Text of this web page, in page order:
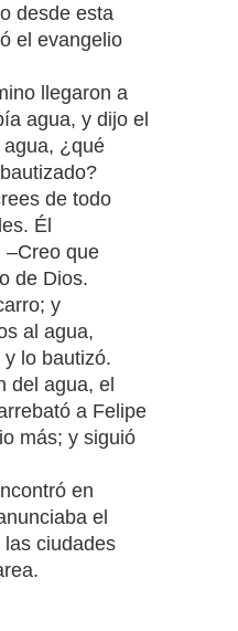
desde esta
el evangelio
llegaron a
agua, y dijo el
¿qué
de todo
Él
–Creo que
de Dios.
y
al agua,
lo bautizó.
del agua, el
a Felipe
más; y siguió
en
el
ciudades